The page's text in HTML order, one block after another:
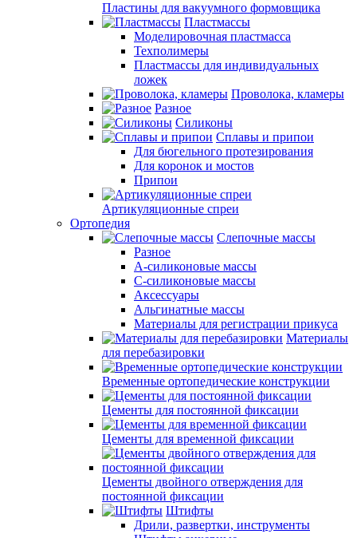
Пластины для вакуумного формовщика
Пластмассы
Моделировочная пластмасса
Техполимеры
Пластмассы для индивидуальных
ложек
Проволока, кламеры
Разное
Силиконы
Сплавы и припои
Для бюгельного протезирования
Для коронок и мостов
Припои
Артикуляционные спреи
Ортопедия
Слепочные массы
Разное
А-силиконовые массы
С-силиконовые массы
Аксессуары
Альгинатные массы
Материалы для регистрации прикуса
Материалы
для перебазировки
Временные ортопедические конструкции
Цементы для постоянной фиксации
Цементы для временной фиксации
Цементы двойного отверждения для
постоянной фиксации
Штифты
Дрили, развертки, инструменты